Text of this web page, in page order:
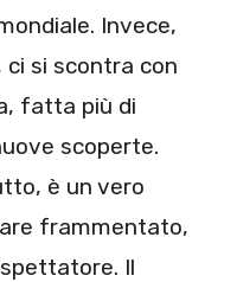
Invece,
ci si scontra con
fatta più di
scoperte.
è un vero
frammentato,
Il